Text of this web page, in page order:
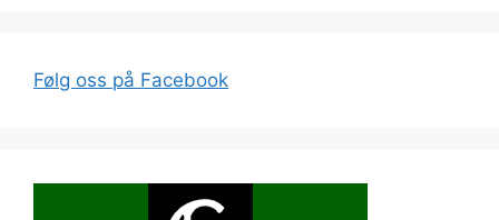
Følg oss på Facebook